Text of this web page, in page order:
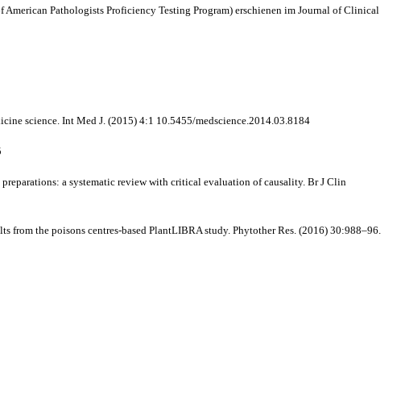
Pathologists Proficiency Testing Program) erschienen im Journal of Clinical
science Int Med J. (2015) 4:1 10.5455/medscience.2014.03.8184
a systematic review with critical evaluation of causality. Br J Clin
from the poisons centres-based PlantLIBRA study. Phytother Res. (2016) 30:988–96.